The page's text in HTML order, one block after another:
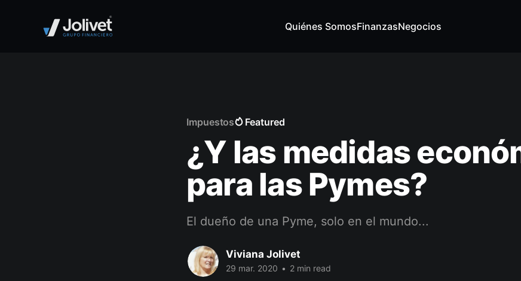
Quiénes SomosFinanzasNegocios
Impuestos Featured
¿Y las medidas
para las Pymes?
El dueño de una Pyme, solo en el mundo...
Viviana Jolivet
29 mar. 2020 • 2 min read